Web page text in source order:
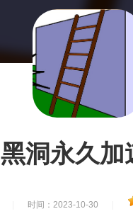
黑洞永久加
时间：2023-10-30